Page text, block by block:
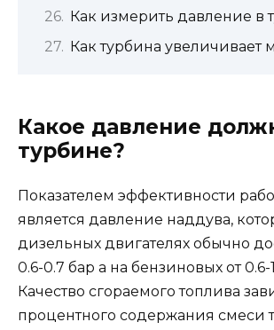
Как измерить давление в
Как турбина увеличивает
Какое давление
турбине?
Показателем эффективности
является давление наддува,
дизельных двигателях обычно
0.6-0.7 бар а на бензиновых от 0.6-
Качество сгораемого топлива
процентного содержания смеси